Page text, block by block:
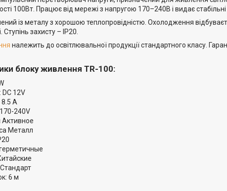
100Вт. Працює від мережі з напругою 170–240В і видає стабільні
із металу з хорошою теплопровідністю. Охолодження
Ступінь захисту – IP20.
належить до освітлювальної продукції стандартного класу.
блоку живлення TR-100:
DC 12V
A
240V
Металл
6 м